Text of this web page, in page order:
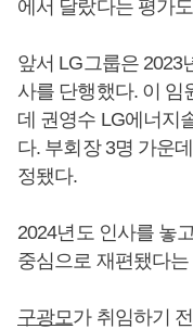
에서 달랐다는 평가
앞서 LG그룹은 2023
사를 단행했다. 이 임
데 권영수 LG에너지
다. 부회장 3명 가운
정됐다.
2024년도 인사를 놓
중심으로 재편됐다
구광모가 취임하기